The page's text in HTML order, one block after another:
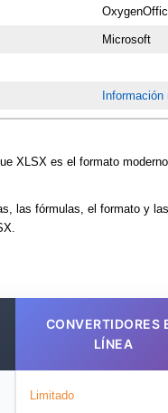
Microsoft
XLSX es el formato
las fórmulas, el formato y
CONVERTIDORES
LÍNEA
Limitado